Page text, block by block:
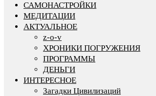
САМОНАСТРОЙКИ
МЕДИТАЦИИ
АКТУАЛЬНОЕ
z-o-v
ХРОНИКИ ПОГРУЖЕНИЯ
ПРОГРАММЫ
ДЕНЬГИ
ИНТЕРЕСНОЕ
Загадки Цивилизаций